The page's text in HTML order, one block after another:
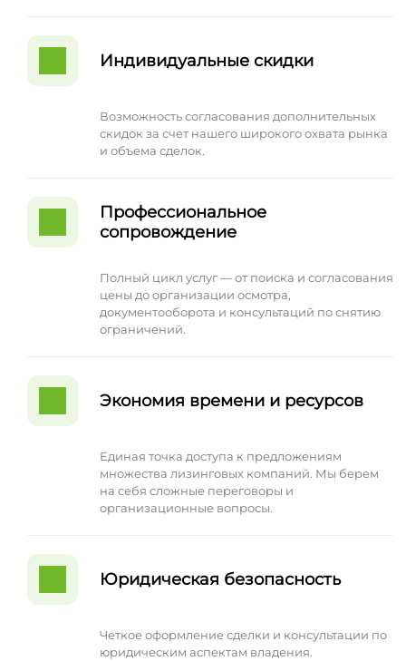
Индивидуальные скидки
Возможность согласования дополнительных
скидок за счет нашего широкого охвата рынка
и объема сделок.
Профессиональное
сопровождение
Полный цикл услуг — от поиска и согласования
цены до организации осмотра,
документооборота и консультаций по снятию
ограничений.
Экономия времени и ресурсов
Единая точка доступа к предложениям
множества лизинговых компаний. Мы берем
на себя сложные переговоры и
организационные вопросы.
Юридическая безопасность
Четкое оформление сделки и консультации по
юридическим аспектам владения.